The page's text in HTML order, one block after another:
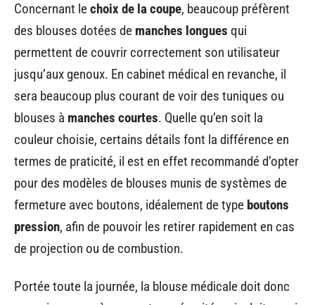
Concernant lechoix de la coupe, beaucoup préfèrent
des blouses dotées de manches longues qui
permettent de couvrir correctement son utilisateur
jusqu’aux genoux. En cabinet médical en revanche, il
sera beaucoup plus courant de voir des tuniques ou
blouses à manches courtes. Quelle qu’en soit la
couleur choisie, certains détails font la différence en
termes de praticité, il est en effet recommandé d’opter
pour des modèles de blouses munis de systèmes de
fermeture avec boutons, idéalement de type boutons
pression, afin de pouvoir les retirer rapidement en cas
de projection ou de combustion.
Portée toute la journée, la blouse médicale doit donc